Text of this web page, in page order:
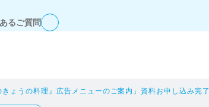
るご質問
ょうの料理』広告メニューのご案内」資料お申し込み完了